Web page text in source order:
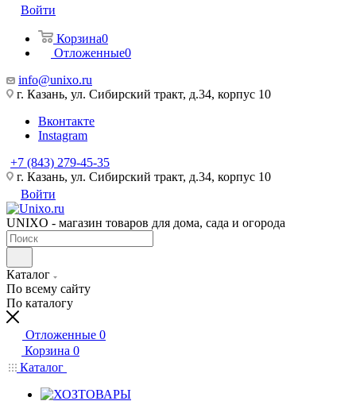
Войти
Корзина0
Отложенные0
info@unixo.ru
г. Казань, ул. Сибирский тракт, д.34, корпус 10
Вконтакте
Instagram
+7 (843) 279-45-35
г. Казань, ул. Сибирский тракт, д.34, корпус 10
Войти
UNIXO - магазин товаров для дома, сада и огорода
Каталог
По всему сайту
По каталогу
Отложенные 0
Корзина 0
Каталог